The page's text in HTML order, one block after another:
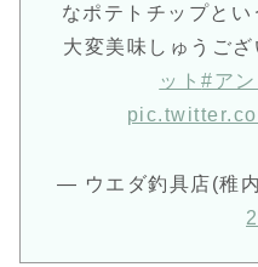
なポテトチップとい
大変美味しゅうご
ット#アン
— ウエダ釣具店(稚